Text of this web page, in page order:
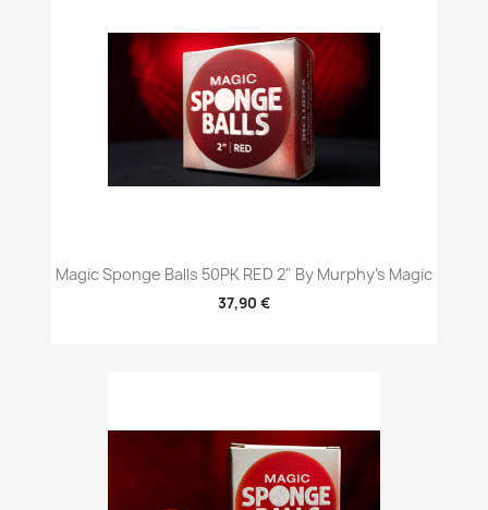
Magic Sponge Balls 50PK RED 2" By Murphy's Magic
37,90 €